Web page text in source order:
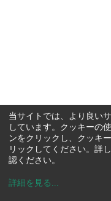
当サイトでは、より良い
しています。クッキーの
ンをクリックし、クッキ
リックしてください。詳
認ください。
詳細を見る ...